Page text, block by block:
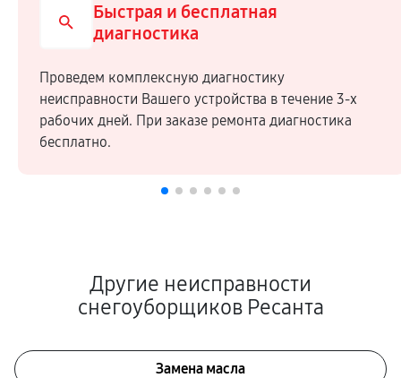
Быстрая и бесплатная
диагностика
Проведем комплексную диагностику
неисправности Вашего устройства в течение 3-х
рабочих дней. При заказе ремонта диагностика
бесплатно.
Другие неисправности
снегоуборщиков Ресанта
Замена масла